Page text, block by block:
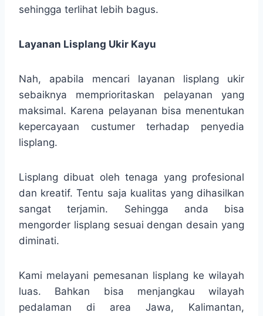
sehingga terlihat lebih bagus.
Layanan Lisplang Ukir Kayu
Nah, apabila mencari layanan lisplang ukir
sebaiknya memprioritaskan pelayanan yang
maksimal. Karena pelayanan bisa menentukan
kepercayaan custumer terhadap penyedia
lisplang.
Lisplang dibuat oleh tenaga yang profesional
dan kreatif. Tentu saja kualitas yang dihasilkan
sangat terjamin. Sehingga anda bisa
mengorder lisplang sesuai dengan desain yang
diminati.
Kami melayani pemesanan lisplang ke wilayah
luas. Bahkan bisa menjangkau wilayah
pedalaman di area Jawa, Kalimantan,